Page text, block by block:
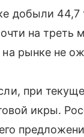
добыли 44,7
на треть
рынке не
при
икры.